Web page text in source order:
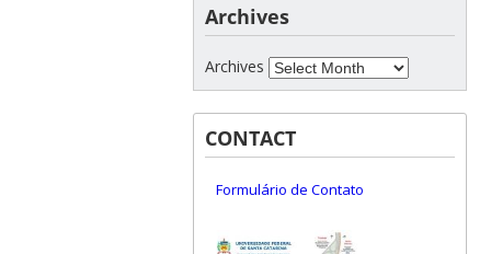
Archives
Archives
CONTACT
Formulário de Contato